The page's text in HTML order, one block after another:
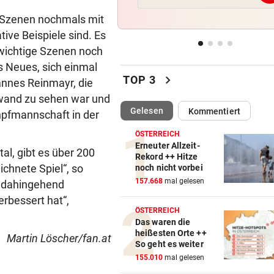
nochmals mit
Beispiele sind. Es
Szenen noch
sich einmal
Reinmayr, die
zu sehen war und
in der
gibt es über 200
Spiel“, so
hat“,
Martin Löscher/fan.at
Schmuckhändler Frey Wille
Last-Minute-Sieg
Erste Anklage gegen Israeli
Gaza-Krieg
STIMMEN ZUM SPIEL vor
Sportboss Katzer: „Fahren
superhappy nach Hause“
TOP 3 chevron_right
Gelesen(ausgewählt)Kommentiert
ÖSTERREICH
Erneuter Allzeit-
Rekord ++ Hitze
noch nicht vorbei
157.668 mal gelesen
ÖSTERREICH
Das waren die
heißesten Orte ++
So geht es weiter
155.010 mal gelesen